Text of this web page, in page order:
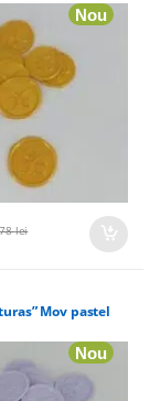
Nou
lei
Mov pastel
Nou